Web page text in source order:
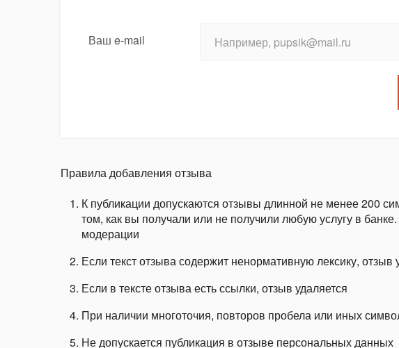
Ваш e-mail
Правила добавления отзыва
К публикации допускаются отзывы длинной не менее 200
том, как вы получали или не получили любую услугу в
модерации
Если текст отзыва содержит ненормативную лексику, отзыв
Если в тексте отзыва есть ссылки, отзыв удаляется
При наличии многоточия, повторов пробела или иных
Не допускается публикация в отзыве персональных данных